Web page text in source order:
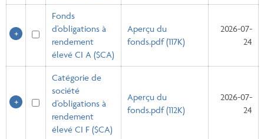
Fonds
d'obligations à
rendement
élevé CI A ($CA)
Aperçu du
fonds.pdf (117K)
2026-07-
24
Catégorie de
société
d'obligations à
rendement
élevé CI F ($CA)
Aperçu du
fonds.pdf (112K)
2026-07-
24